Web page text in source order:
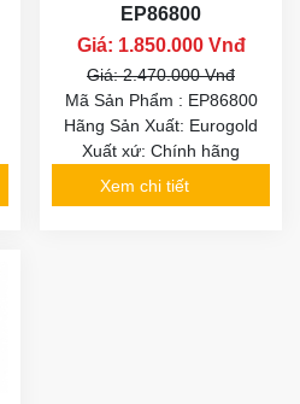
EP86800
Giá: 1.850.000 Vnđ
Giá: 2.470.000 Vnđ
Mã Sản Phẩm : EP86800
Hãng Sản Xuất: Eurogold
Xuất xứ: Chính hãng
Xem chi tiết